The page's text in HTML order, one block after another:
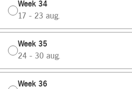
Week 34
17 - 23 aug.
Week 35
24 - 30 aug.
Week 36